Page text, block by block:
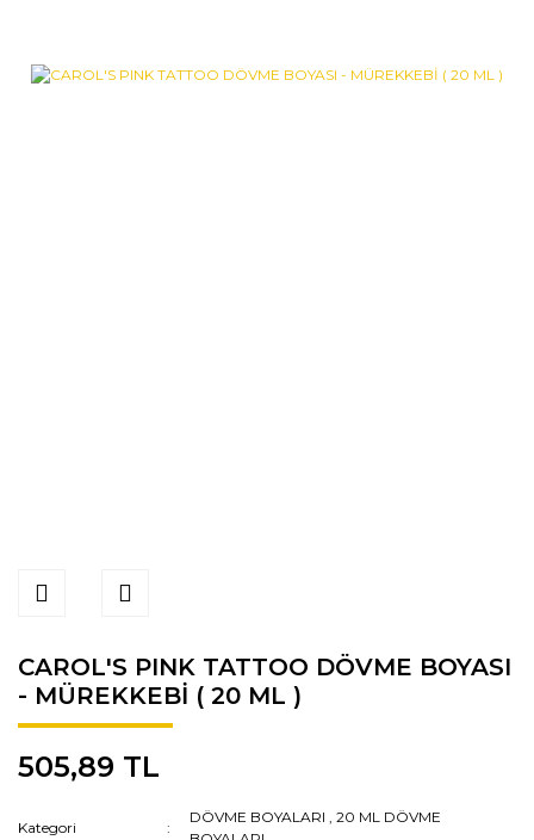
CAROL'S PINK TATTOO DÖVME BOYASI
- MÜREKKEBİ ( 20 ML )
505,89 TL
Kategori
DÖVME BOYALARI ,20 ML DÖVME